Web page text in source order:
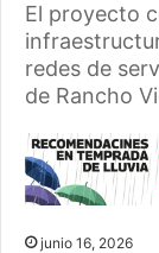
El proyecto
redes de
de Rancho
junio 16, 2026